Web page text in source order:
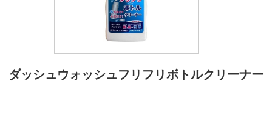
ダッシュウォッシュフリフリボトルクリーナー